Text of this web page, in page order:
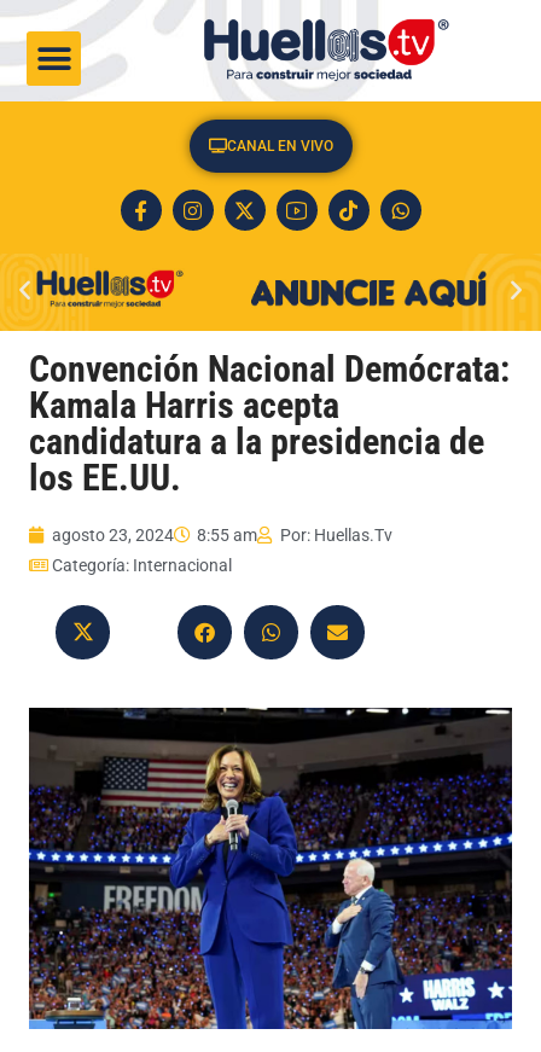
CANAL EN VIVO
Convención Nacional Demócrata:
Kamala Harris acepta
candidatura a la presidencia de
los EE.UU.
agosto 23, 2024 8:55 am Por: Huellas.Tv
Categoría: Internacional